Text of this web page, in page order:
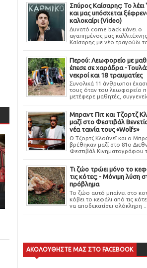
Σπύρος Καίσαρης: Το λέει
και μας υπόσχεται
καλοκαίρι (Video)
Δυνατό come back κάνει ο
αγαπημένος μας
Καίσαρης με νέο τραγούδι
Περού: Λεωφορείο με
έπεσε σε χαράδρα -
νεκροί και 18 τραυματίες
Συνολικά 11 άνθρωποι
τους όταν του λεωφορείο
μετέφερε μαθητές,
Μπραντ Πιτ και Τζορτζ
μαζί στο Φεστιβάλ
νέα ταινία τους «Wolfs»
Ο Τζορτζ Κλούνεϊ και ο
βρέθηκαν μαζί στο 81ο
Φεστιβάλ Κινηματογράφου
Τι ζώο τρώει μόνο το
τις κότες; - Μόνιμη λύση
πρόβλημα
Το ζώο αυτό μπαίνει στο
κόβει το κεφάλι από τις
να αποδεκατίσει ολόκληρη ...
ΑΚΟΛΟΥΘΗΣΤΕ ΜΑΣ ΣΤΟ FACEBOOK